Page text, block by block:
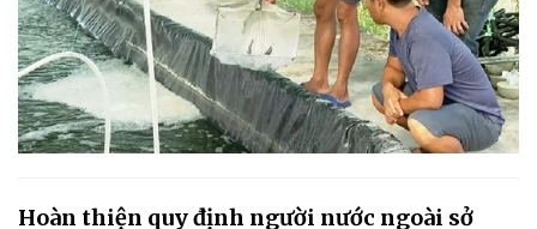
Hoàn thiện quy định người nước ngoài sở